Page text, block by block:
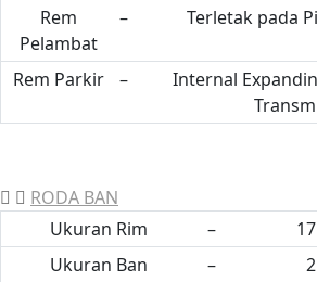
Rem
Pelambat
– Terletak pada
Rem Parkir –
Internal
RODA BAN
Ukuran Rim
–
Ukuran Ban
–